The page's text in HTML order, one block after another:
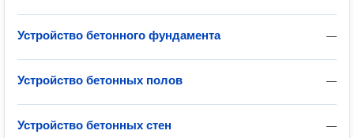
—
Устройство бетонного фундамента
—
Устройство бетонных полов
—
Устройство бетонных стен